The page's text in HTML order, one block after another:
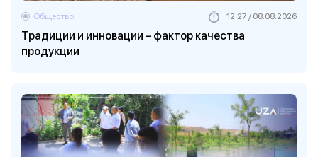
Традиции и инновации – фактор качества
продукции
Общество 12:27 / 08.08.2026